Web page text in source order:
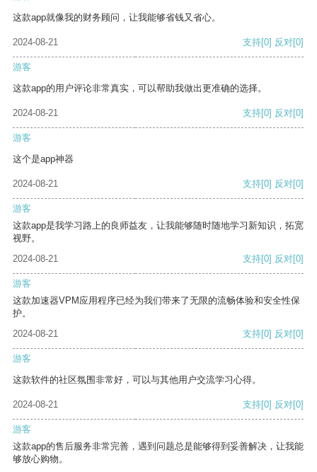
这款app就像我的财务顾问，让我能够省钱又省心。
2024-08-21 支持[0] 反对[0]
游客
这款app的用户评论非常真实，可以帮助我做出更准确的选择。
2024-08-21 支持[0] 反对[0]
游客
这个是app神器
2024-08-21 支持[0] 反对[0]
游客
这款app是我学习路上的良师益友，让我能够随时随地学习新知识，拓宽
视野。
2024-08-21
支持[0] 反对[0]
游客
这款加速器VPM应用程序已经为我们带来了无限的流畅体验和安全性保
护。
2024-08-21
支持[0] 反对[0]
游客
这款软件的社区氛围非常好，可以与其他用户交流学习心得。
2024-08-21 支持[0] 反对[0]
游客
这款app的售后服务非常完善，遇到问题总是能够得到妥善解决，让我能
够放心购物。